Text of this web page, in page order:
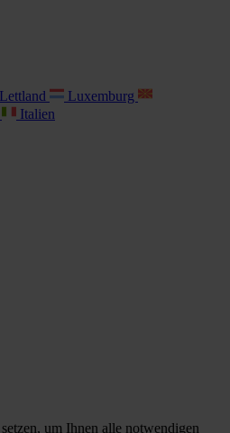
Lettland
Luxemburg
Italien
um Ihnen alle notwendigen